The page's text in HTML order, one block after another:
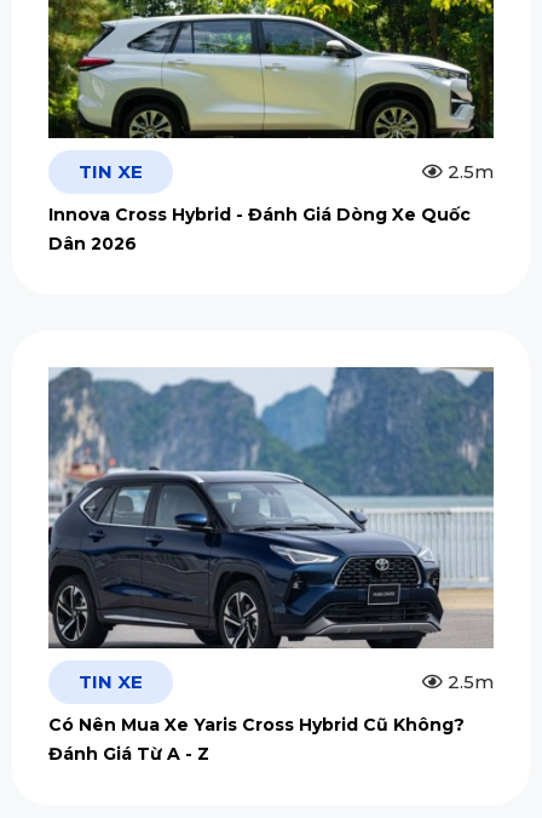
TIN XE 2.5m
Innova Cross Hybrid - Đánh Giá Dòng Xe Quốc
Dân 2026
TIN XE 2.5m
Có Nên Mua Xe Yaris Cross Hybrid Cũ Không?
Đánh Giá Từ A - Z